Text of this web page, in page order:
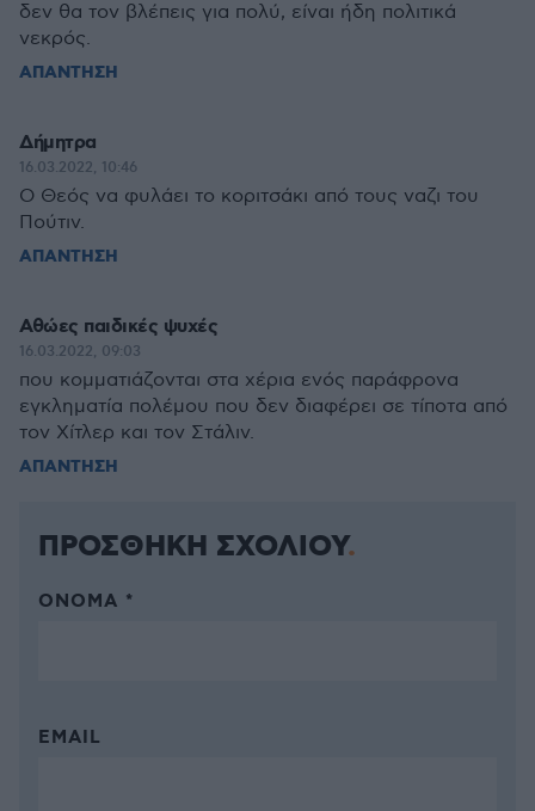
δεν θα τον βλέπεις για πολύ, είναι ήδη πολιτικά
νεκρός.
ΑΠΑΝΤΗΣΗ
Δήμητρα
16.03.2022, 10:46
Ο Θεός να φυλάει το κοριτσάκι από τους ναζι του
Πούτιν.
ΑΠΑΝΤΗΣΗ
Αθώες παιδικές ψυχές
16.03.2022, 09:03
που κομματιάζονται στα χέρια ενός παράφρονα
εγκληματία πολέμου που δεν διαφέρει σε τίποτα από
τον Χίτλερ και τον Στάλιν.
ΑΠΑΝΤΗΣΗ
ΠΡΟΣΘΗΚΗ ΣΧΟΛΙΟΥ
ΌΝΟΜΑ *
EMAIL